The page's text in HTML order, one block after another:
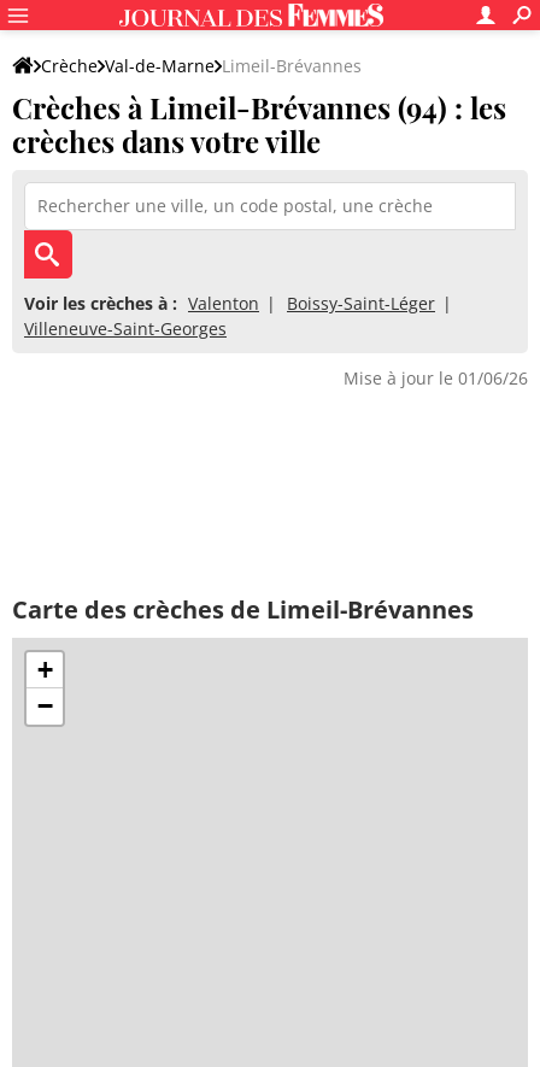
Crèche Val-de-Marne Limeil-Brévannes
Crèches à Limeil-Brévannes (94) : les
crèches dans votre ville
Voir les crèches à : Valenton
Boissy-Saint-Léger
Villeneuve-Saint-Georges
Mise à jour le 01/06/26
Carte des crèches de Limeil-Brévannes
+
−